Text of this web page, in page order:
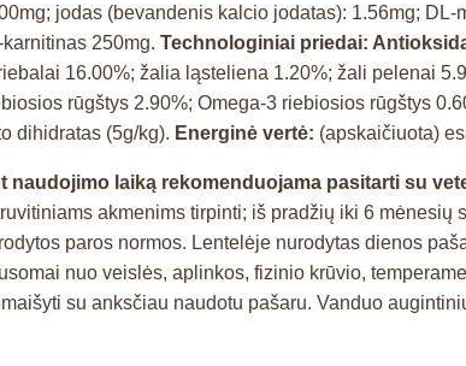
jodas (bevandenis kalcio jodatas): 1.56mg;
250mg. Technologiniai priedai:
16.00%; žalia ląsteliena 1.20%; žali pelenai
rūgštys 2.90%; Omega-3 riebiosios rūgštys
dihidratas (5g/kg). Energinė vertė: (apskaičiuota)
naudojimo laiką rekomenduojama pasitarti su
akmenims tirpinti; iš pradžių iki 6
paros normos. Lentelėje nurodytas dienos
nuo veislės, aplinkos, fizinio krūvio,
su anksčiau naudotu pašaru. Vanduo